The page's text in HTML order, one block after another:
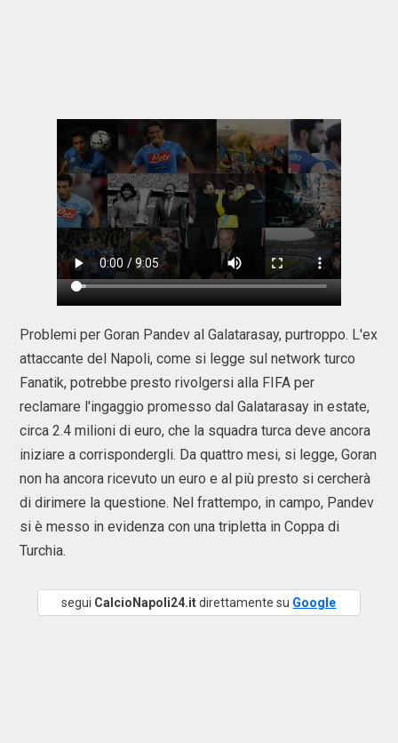
Problemi per Goran Pandev al Galatarasay, purtroppo. L'ex
attaccante del Napoli, come si legge sul network turco
Fanatik, potrebbe presto rivolgersi alla FIFA per
reclamare l'ingaggio promesso dal Galatarasay in estate,
circa 2.4 milioni di euro, che la squadra turca deve ancora
iniziare a corrispondergli. Da quattro mesi, si legge, Goran
non ha ancora ricevuto un euro e al più presto si cercherà
di dirimere la questione. Nel frattempo, in campo, Pandev
si è messo in evidenza con una tripletta in Coppa di
Turchia.
segui CalcioNapoli24.itdirettamente su Google